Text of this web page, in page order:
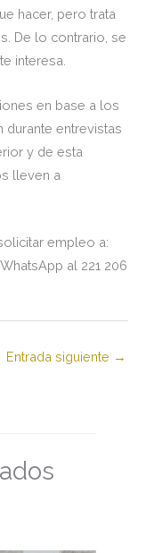
hacer, pero trata
De lo contrario, se
interesa.
en base a los
entrevistas
y de esta
lleven a
empleo a:
al 221 206
Entrada siguiente →